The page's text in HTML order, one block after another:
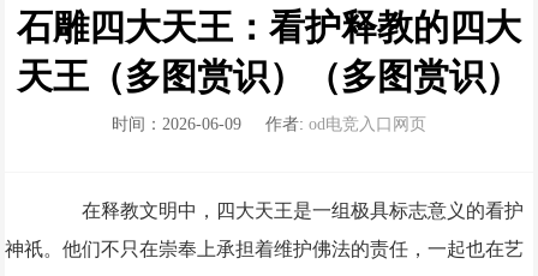
石雕四大天王：看护释教的四大
天王（多图赏识）（多图赏识）
时间：2026-06-09 作者: od电竞入口网页
在释教文明中，四大天王是一组极具标志意义的看护
神祇。他们不只在崇奉上承担着维护佛法的责任，一起也在艺